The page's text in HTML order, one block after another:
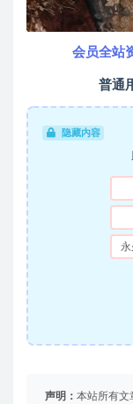
会员全站
普通
隐藏内容
声明： 本站所有文